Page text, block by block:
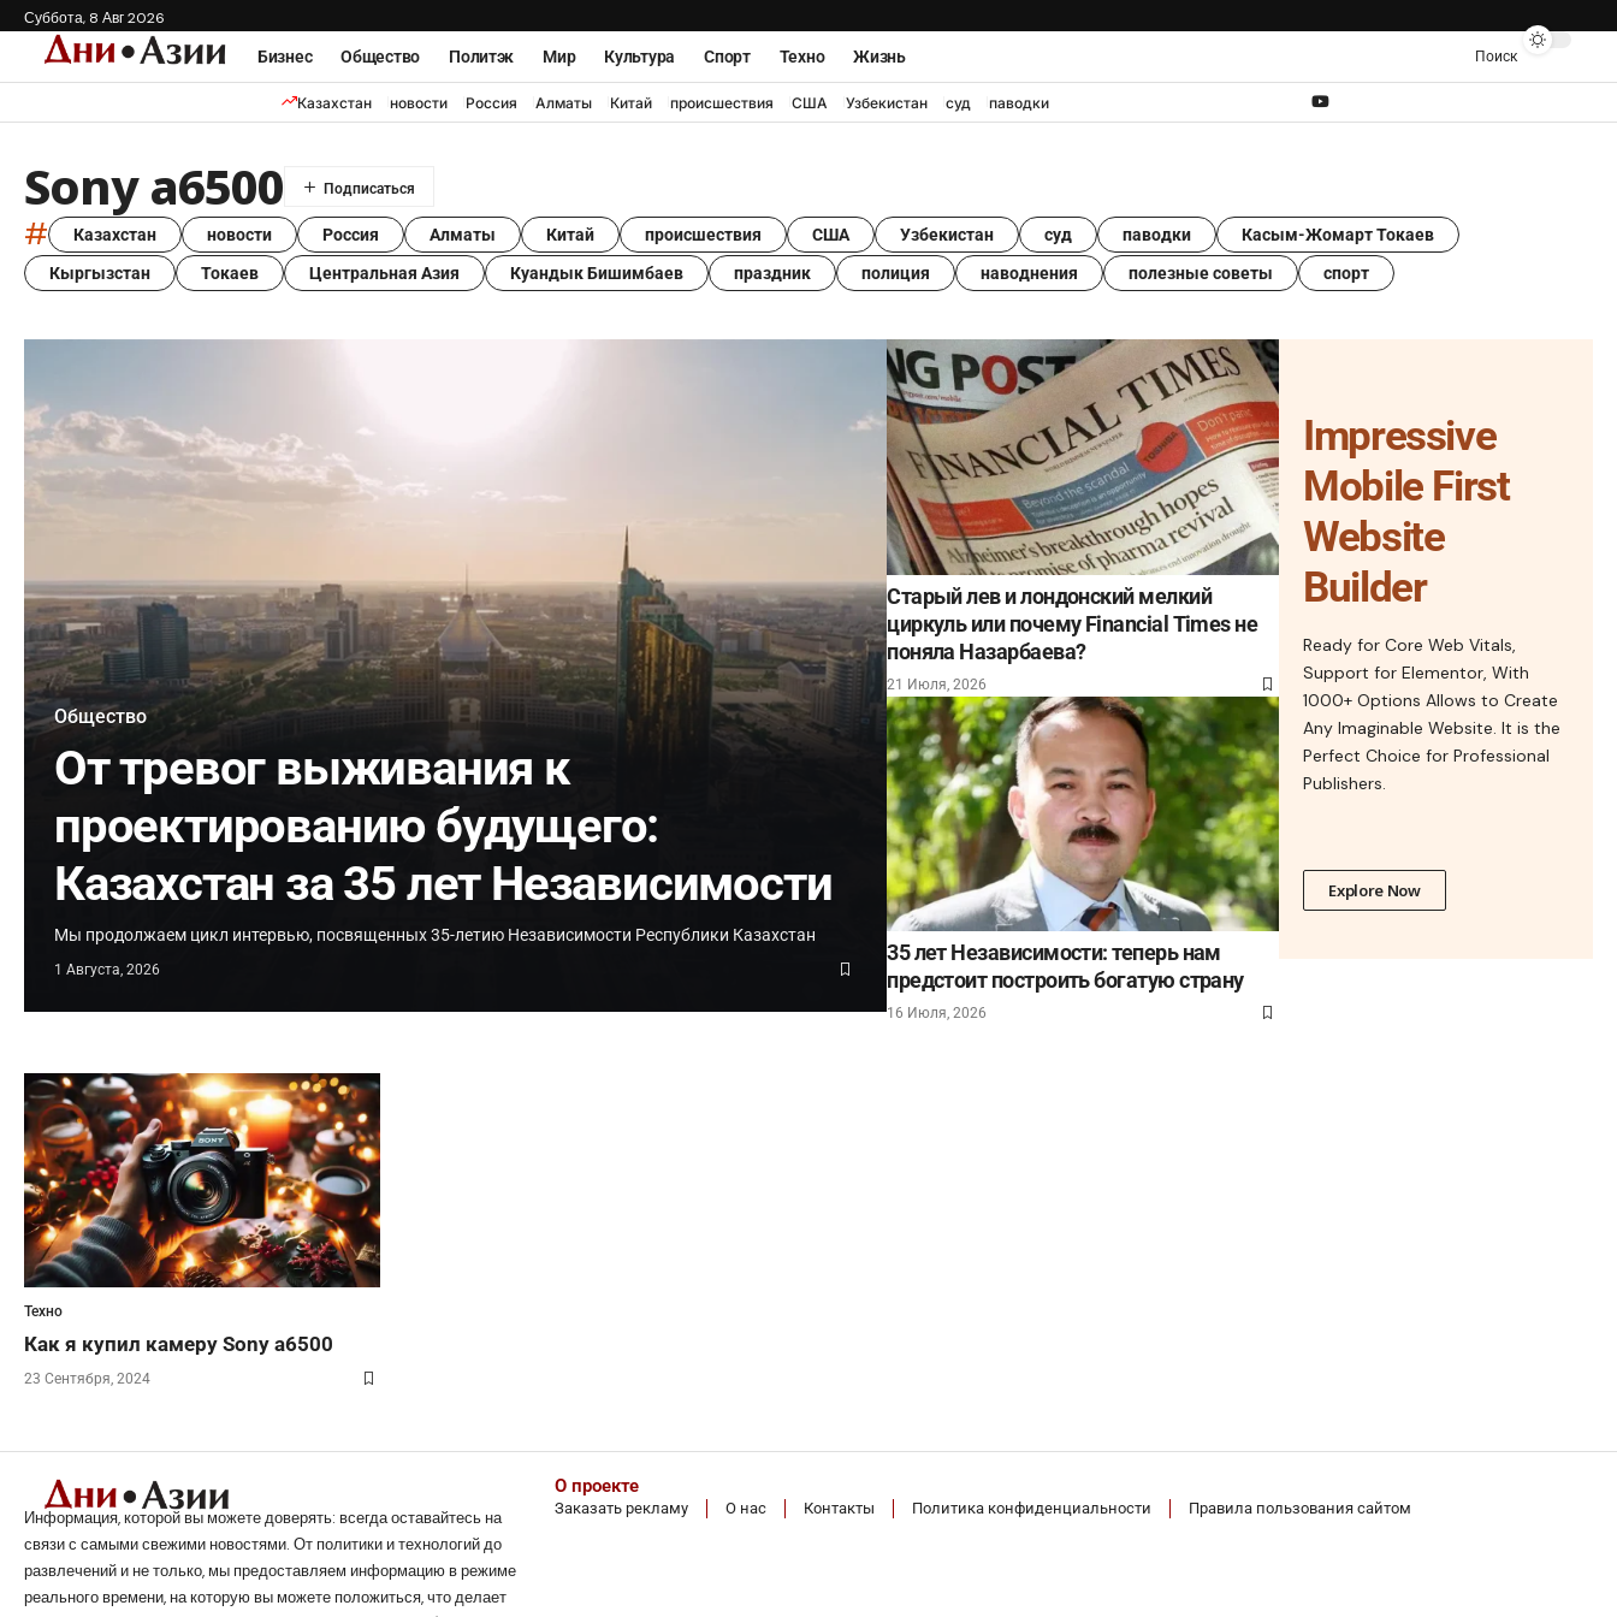
Суббота, 8 Авг 2026
Бизнес
Общество Политэк Мир Культура Спорт Техно Жизнь Поиск
Казахстан новости Россия Алматы Китай происшествия США Узбекистан суд паводки
Sony a6500
# Казахстан новости Россия Алматы Китай происшествия США Узбекистан суд паводки Касым-Жомарт Токаев
Кыргызстан Токаев Центральная Азия Куандык Бишимбаев праздник полиция наводнения полезные советы спорт
Общество
От тревог выживания к
проектированию будущего:
Казахстан за 35 лет Независимости
Мы продолжаем цикл интервью, посвященных 35-летию Независимости Республики Казахстан
1 Августа, 2026
Старый лев и лондонский мелкий
циркуль или почему Financial Times не
поняла Назарбаева?
21 Июля, 2026
35 лет Независимости: теперь нам
предстоит построить богатую страну
16 Июля, 2026
Impressive
Mobile First
Website
Builder
Ready for Core Web Vitals,
Support for Elementor, With
1000+ Options Allows to Create
Any Imaginable Website. It is the
Perfect Choice for Professional
Publishers.
Explore Now
Техно
Как я купил камеру Sony a6500
23 Сентября, 2024
Информация, которой вы можете доверять: всегда оставайтесь на
связи с самыми свежими новостями. От политики и технологий до
развлечений и не только, мы предоставляем информацию в режиме
реального времени, на которую вы можете положиться, что делает
О проекте
Заказать рекламу О нас Контакты Политика конфиденциальности Правила пользования сайтом